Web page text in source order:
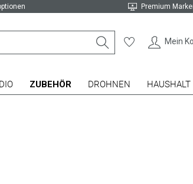
Premium
Mein
ZUBEHÖR DROHNEN HAUSHALT